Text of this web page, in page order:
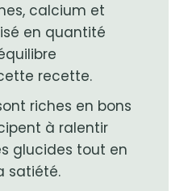
calcium et
en quantité
recette.
riches en bons
à ralentir
glucides tout en
satiété.